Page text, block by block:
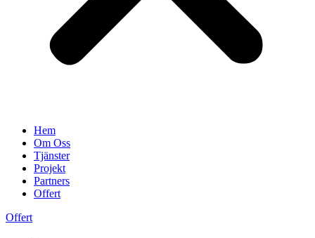
Hem
Om Oss
Tjänster
Projekt
Partners
Offert
Offert